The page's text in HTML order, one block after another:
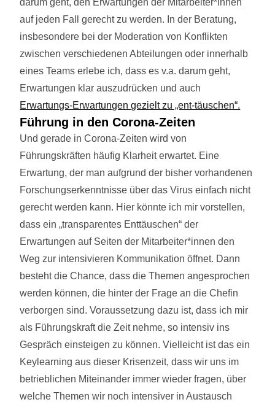
auf jeden Fall gerecht zu werden. In der Beratung,
insbesondere bei der Moderation von Konflikten
zwischen verschiedenen Abteilungen oder innerhalb
eines Teams erlebe ich, dass es v.a. darum geht,
Erwartungen klar auszudrücken und auch
Erwartungs-Erwartungen gezielt zu „ent-täuschen“.
Führung in den Corona-Zeiten
Und gerade in Corona-Zeiten wird von
Führungskräften häufig Klarheit erwartet. Eine
Erwartung, der man aufgrund der bisher vorhandenen
Forschungserkenntnisse über das Virus einfach nicht
gerecht werden kann. Hier könnte ich mir vorstellen,
dass ein „transparentes Enttäuschen“ der
Erwartungen auf Seiten der Mitarbeiter*innen den
Weg zur intensivieren Kommunikation öffnet. Dann
besteht die Chance, dass die Themen angesprochen
werden können, die hinter der Frage an die Chefin
verborgen sind. Voraussetzung dazu ist, dass ich mir
als Führungskraft die Zeit nehme, so intensiv ins
Gespräch einsteigen zu können. Vielleicht ist das ein
Keylearning aus dieser Krisenzeit, dass wir uns im
betrieblichen Miteinander immer wieder fragen, über
welche Themen wir noch intensiver in Austausch